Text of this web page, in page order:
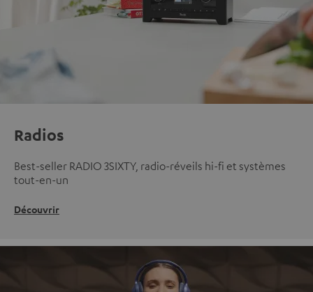
Radios
Best-seller RADIO 3SIXTY, radio-réveils hi-fi et systèmes
tout-en-un
Découvrir